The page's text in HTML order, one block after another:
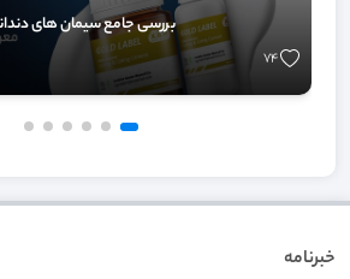
بررسی جامع سیمان های
74
خبرنامه